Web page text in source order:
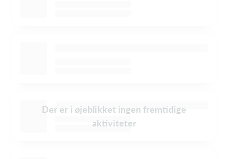
Der er i øjeblikket ingen fremtidige
aktiviteter